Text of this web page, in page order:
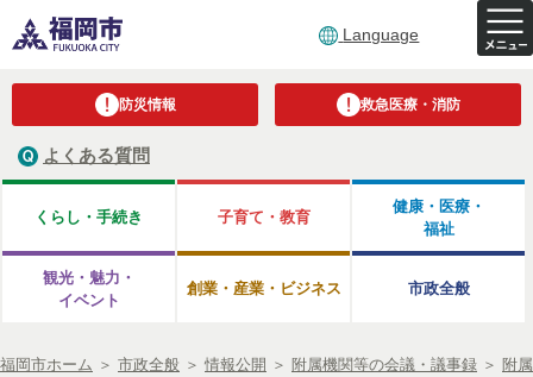
Language
防災情報 救急医療・消防
よくある質問
くらし・手続き 子育て・教育
健康・医療・
福祉
観光・魅力・
イベント
創業・産業・ビジネス 市政全般
福岡市ホーム ＞ 市政全般 ＞ 情報公開 ＞ 附属機関等の会議・議事録 ＞ 附属